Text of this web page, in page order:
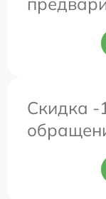
Скидка -